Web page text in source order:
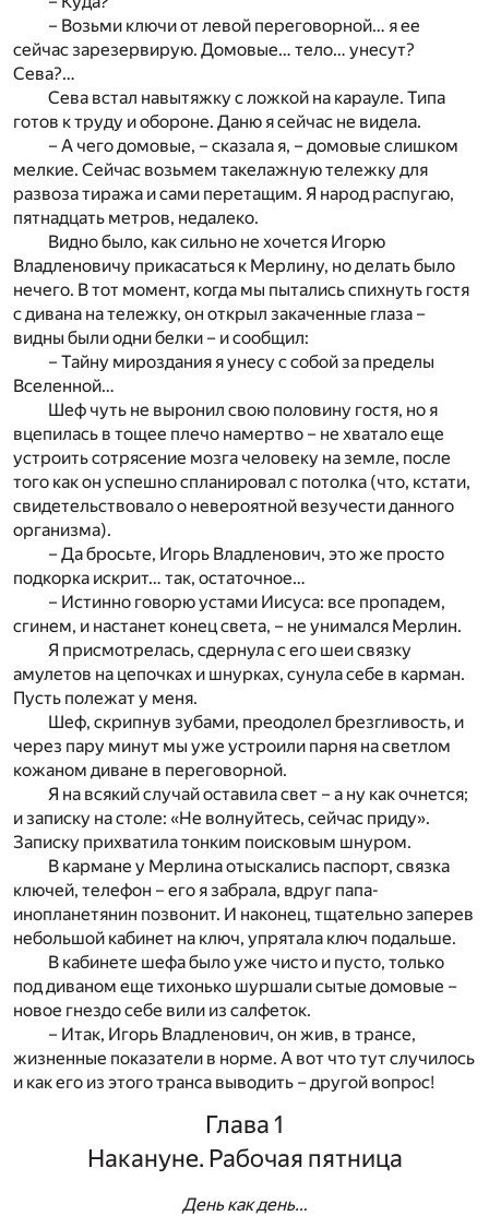
– Возьми ключи от левой переговорной… я ее
сейчас зарезервирую. Домовые… тело… унесут?
Сева?…
Сева встал навытяжку с ложкой на карауле. Типа
готов к труду и обороне. Даню я сейчас не видела.
– А чего домовые, – сказала я, – домовые слишком
мелкие. Сейчас возьмем такелажную тележку для
развоза тиража и сами перетащим. Я народ распугаю,
пятнадцать метров, недалеко.
Видно было, как сильно не хочется Игорю
Владленовичу прикасаться к Мерлину, но делать было
нечего. В тот момент, когда мы пытались спихнуть гостя
с дивана на тележку, он открыл закаченные глаза –
видны были одни белки – и сообщил:
– Тайну мироздания я унесу с собой за пределы
Вселенной…
Шеф чуть не выронил свою половину гостя, но я
вцепилась в тощее плечо намертво – не хватало еще
устроить сотрясение мозга человеку на земле, после
того как он успешно спланировал с потолка (что, кстати,
свидетельствовало о невероятной везучести данного
организма).
– Да бросьте, Игорь Владленович, это же просто
подкорка искрит… так, остаточное…
– Истинно говорю устами Иисуса: все пропадем,
сгинем, и настанет конец света, – не унимался Мерлин.
Я присмотрелась, сдернула с его шеи связку
амулетов на цепочках и шнурках, сунула себе в карман.
Пусть полежат у меня.
Шеф, скрипнув зубами, преодолел брезгливость, и
через пару минут мы уже устроили парня на светлом
кожаном диване в переговорной.
Я на всякий случай оставила свет – а ну как очнется;
и записку на столе: «Не волнуйтесь, сейчас приду».
Записку прихватила тонким поисковым шнуром.
В кармане у Мерлина отыскались паспорт, связка
ключей, телефон – его я забрала, вдруг папа-
инопланетянин позвонит. И наконец, тщательно заперев
небольшой кабинет на ключ, упрятала ключ подальше.
В кабинете шефа было уже чисто и пусто, только
под диваном еще тихонько шуршали сытые домовые –
новое гнездо себе вили из салфеток.
– Итак, Игорь Владленович, он жив, в трансе,
жизненные показатели в норме. А вот что тут случилось
и как его из этого транса выводить – другой вопрос!
Глава 1
Накануне. Рабочая пятница
День как день…